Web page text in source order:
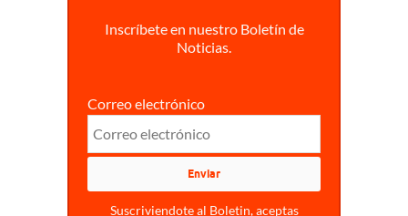
Inscríbete en nuestro Boletín de
Noticias.
Correo electrónico
Suscriviendote al Boletin, aceptas